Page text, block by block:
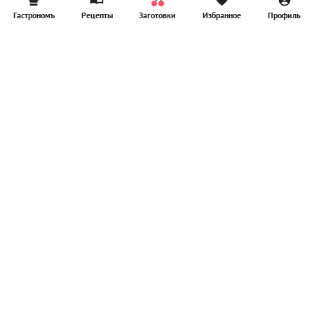
Гастрономъ Рецепты Заготовки Избранное Профиль